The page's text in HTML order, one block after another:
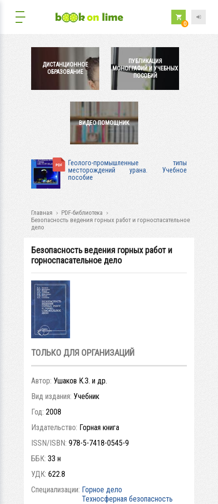
0
ДИСТАНЦИОННОЕ
ОБРАЗОВАНИЕ
ПУБЛИКАЦИЯ
МОНОГРАФИЙ И УЧЕБНЫХ
ПОСОБИЙ
ВИДЕО ПОМОЩНИК
Геолого-промышленные типы
месторождений урана. Учебное
пособие
Главная
PDF-библиотека
Безопасность ведения горных работ и горноспасательное
дело
Безопасность ведения горных работ и
горноспасательное дело
ТОЛЬКО ДЛЯ ОРГАНИЗАЦИЙ
Автор: Ушаков К.З. и др.
Вид издания: Учебник
Год: 2008
Издательство: Горная книга
ISSN/ISBN: 978-5-7418-0545-9
ББК: 33 н
УДК: 622.8
Специализации: Горное дело
Техносферная безопасность